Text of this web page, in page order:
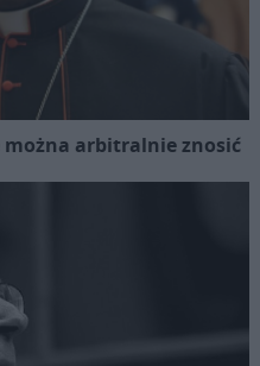
można arbitralnie znosić